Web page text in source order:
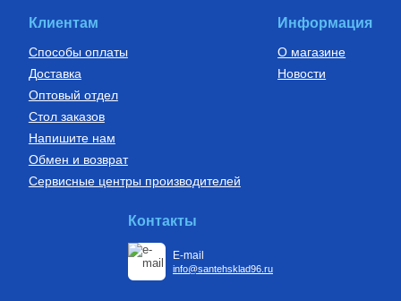
Клиентам
Способы оплаты
Доставка
Оптовый отдел
Стол заказов
Напишите нам
Обмен и возврат
Сервисные центры производителей
Информация
О магазине
Новости
Контакты
E-mail
info@santehsklad96.ru